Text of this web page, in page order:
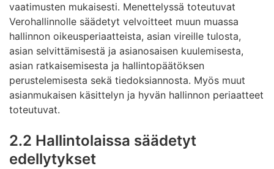
vaatimusten mukaisesti. Menettelyssä toteutuvat
Verohallinnolle säädetyt velvoitteet muun muassa
hallinnon oikeusperiaatteista, asian vireille tulosta,
asian selvittämisestä ja asianosaisen kuulemisesta,
asian ratkaisemisesta ja hallintopäätöksen
perustelemisesta sekä tiedoksiannosta. Myös muut
asianmukaisen käsittelyn ja hyvän hallinnon periaatteet
toteutuvat.
2.2 Hallintolaissa säädetyt
edellytykset